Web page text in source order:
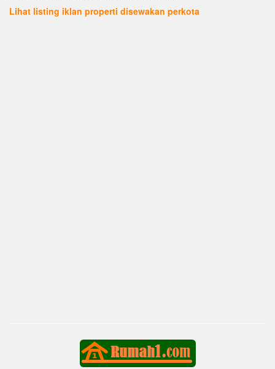
Lihat listing iklan properti disewakan perkota